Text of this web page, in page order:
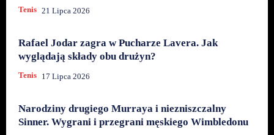
Tenis 21 Lipca 2026
Rafael Jodar zagra w Pucharze Lavera. Jak
wyglądają składy obu drużyn?
Tenis 17 Lipca 2026
Narodziny drugiego Murraya i niezniszczalny
Sinner. Wygrani i przegrani męskiego Wimbledonu